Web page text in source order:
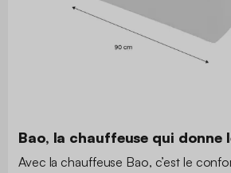
Bao, la chauffeuse qui donne
Avec la chauffeuse Bao, c’est le